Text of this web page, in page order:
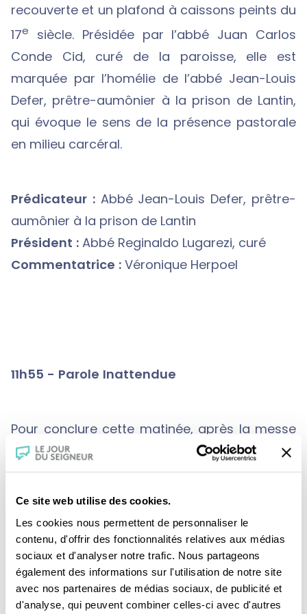
Ce site web utilise des cookies.
Les cookies nous permettent de personnaliser le
contenu, d'offrir des fonctionnalités relatives aux médias
sociaux et d'analyser notre trafic. Nous partageons
également des informations sur l'utilisation de notre site
avec nos partenaires de médias sociaux, de publicité et
d'analyse, qui peuvent combiner celles-ci avec d'autres
recouverte et un plafond à caissons peints du
17e
siècle. Présidée par l’abbé Juan Carlos
Conde Cid, curé de la paroisse, elle est
marquée par l’homélie de l’abbé Jean-Louis
Defer, prêtre-aumônier à la prison de Lantin,
qui évoque le sens de la présence pastorale
en milieu carcéral.
Prédicateur : Abbé Jean-Louis Defer, prêtre-
aumônier à la prison de Lantin
Président : Abbé Reginaldo Lugarezi, curé
Commentatrice : Véronique Herpoel
11h55 - Parole Inattendue
Pour conclure cette matinée, après la messe
en Belgique, la parole inattendue de
l’écrivaineSylvie Le Bihanqui publie un roman
sur l’amitié méconnue d’Albert Camus et de
Louis Guilloux, deux chantres de la fraternité.
Elle se confie également sur sa reconstruction
après avoir été victime d’un viol, sans que
justice n’ait été rendue.